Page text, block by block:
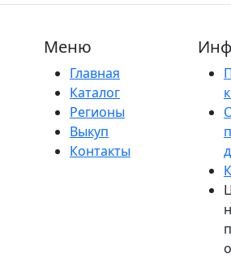
Меню
Главная
Каталог
Регионы
Выкуп
Контакты